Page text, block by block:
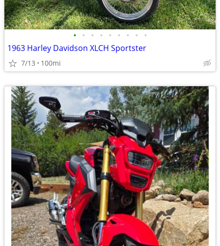
• • • • • • • • •
1963 Harley Davidson XLCH Sportster
7/13 100mi